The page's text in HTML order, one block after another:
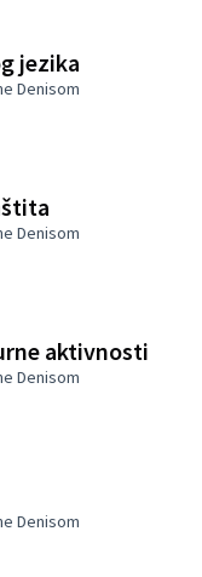
jezika
Denisom
Denisom
aktivnosti
Denisom
Denisom